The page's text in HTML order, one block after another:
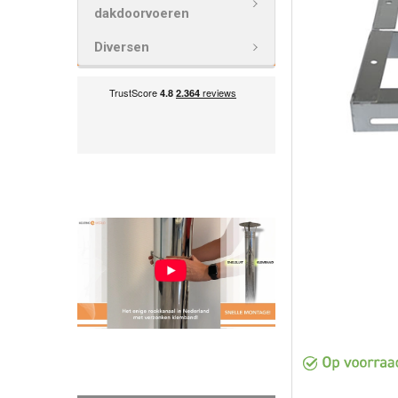
dakdoorvoeren
Diversen
VOEG
TOE AAN